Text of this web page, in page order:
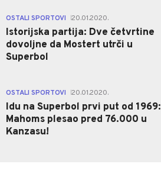
OSTALI SPORTOVI 20.01.2020.
Istorijska partija: Dve četvrtine
dovoljne da Mostert utrči u
Superbol
OSTALI SPORTOVI 20.01.2020.
Idu na Superbol prvi put od 1969:
Mahoms plesao pred 76.000 u
Kanzasu!